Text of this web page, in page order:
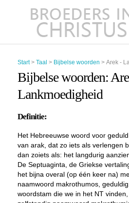
Start> Taal > Bijbelse woorden > Arek -
Bijbelse woorden:
Lankmoedigheid
Definitie:
Het Hebreeuwse woord voor
van arak, dat zo iets als verlengen
dan zoiets als: het langdurig
De Septuaginta, de Griekse
het bijna overal (op één keer na)
naamwoord makrothumos,
woordstam die we in het NT